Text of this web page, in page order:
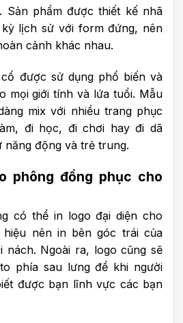
Sản phẩm được thiết kế nhã
lịch sử với form đứng, nên
cảnh khác nhau.
được sử dụng phổ biến và
mọi giới tính và lứa tuổi. Mẫu
mix với nhiều trang phục
đi học, đi chơi hay đi dã
năng động và trẻ trung.
phông đồng phục cho
có thể in logo đại diện cho
nên in bên góc trái của
nách. Ngoài ra, logo cũng sẽ
phía sau lưng để khi người
được bạn lĩnh vực các bạn